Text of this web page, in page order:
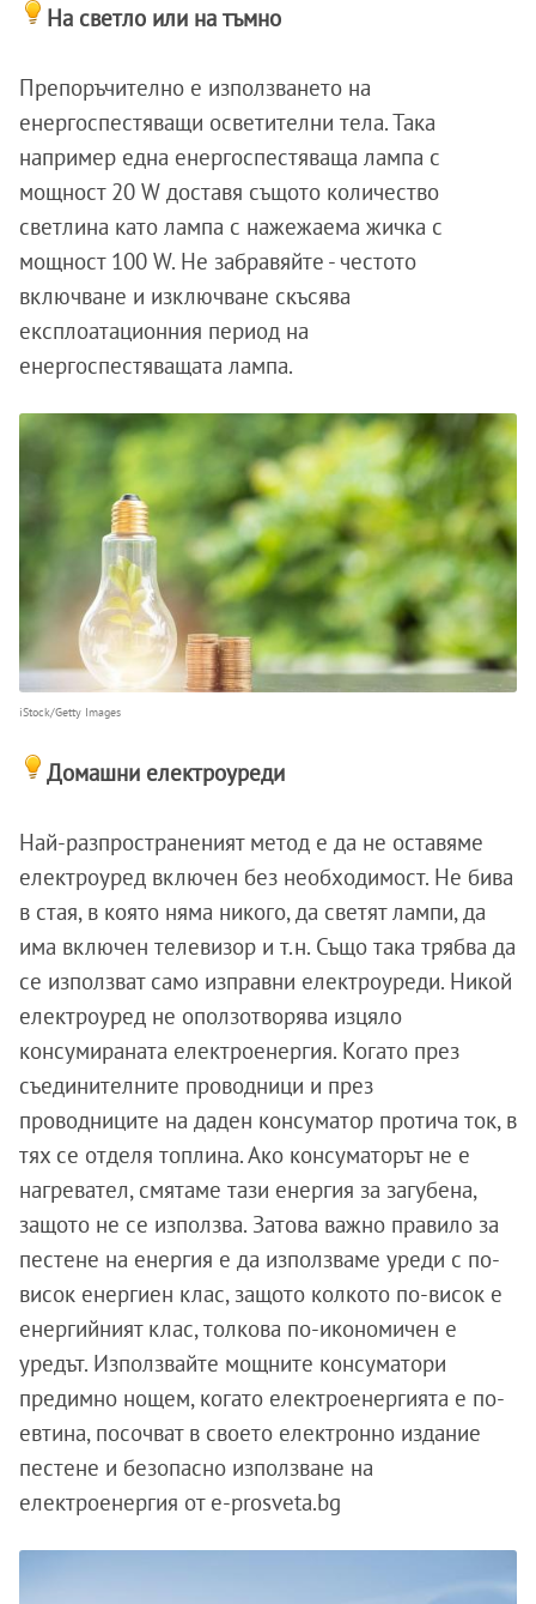
На светло или на тъмно
Препоръчително е използването на
енергоспестяващи осветителни тела. Така
например една енергоспестяваща лампа с
мощност 20 W доставя същото количество
светлина като лампа с нажежаема жичка с
мощност 100 W. Не забравяйте - честото
включване и изключване скъсява
експлоатационния период на
енергоспестяващата лампа.
iStock/Getty Images
Домашни електроуреди
Най-разпространеният метод е да не оставяме
електроуред включен без необходимост. Не бива
в стая, в която няма никого, да светят лампи, да
има включен телевизор и т.н. Също така трябва да
се използват само изправни електроуреди. Никой
електроуред не оползотворява изцяло
консумираната електроенергия. Когато през
съединителните проводници и през
проводниците на даден консуматор протича ток, в
тях се отделя топлина. Ако консуматорът не е
нагревател, смятаме тази енергия за загубена,
защото не се използва. Затова важно правило за
пестене на енергия е да използваме уреди с по-
висок енергиен клас, защото колкото по-висок е
енергийният клас, толкова по-икономичен е
уредът. Използвайте мощните консуматори
предимно нощем, когато електроенергията е по-
евтина, посочват в своето електронно издание
пестене и безопасно използване на
електроенергия от e-prosveta.bg